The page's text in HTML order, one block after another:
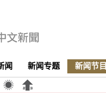
闻 新闻专题 新闻节目